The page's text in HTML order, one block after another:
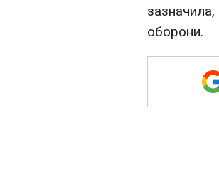
оборони.